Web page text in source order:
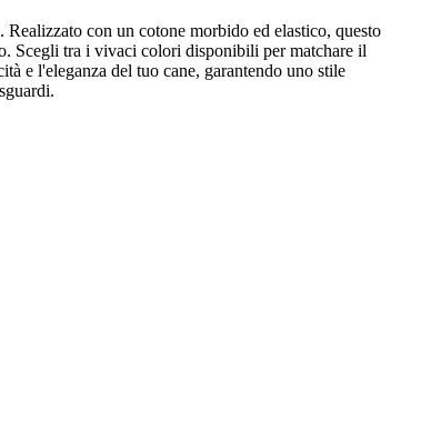
con un cotone morbido ed elastico, questo
Scegli tra i vivaci colori disponibili per matchare il
e l'eleganza del tuo cane, garantendo uno stile